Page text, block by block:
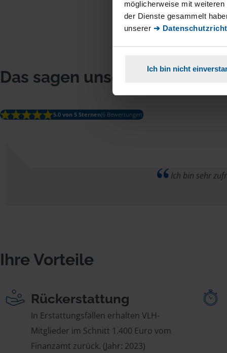
möglicherweise mit
der Dienste gesammelt
unserer ➔
Ich bin nicht
Das sagen unsere Mitglieder
5.0 von 5 Sternen(6 Bewertungen)
Ich bin sehr
Ihre Vorteile
Rückerstattung
In Erstattungsfällen erhalten VLH-
Mitglieder im Schnitt 1.400 Euro vom
Finanzamt zurück. (Jahr: 2023)